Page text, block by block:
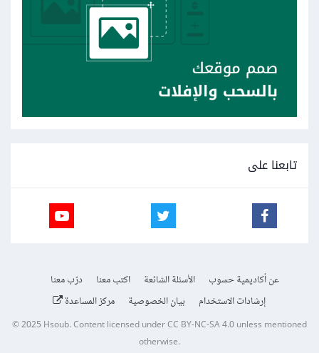
تابعنا على
عن أكاديمية حسوب الأسئلة الشائعة اكتب معنا
درّب معنا
إرشادات الاستخدام
بيان الخصوصية مركز المساعدة
© 2025Hsoub.Content licensed underCC BY-NC-SA 4.0unless mentioned
otherwise.